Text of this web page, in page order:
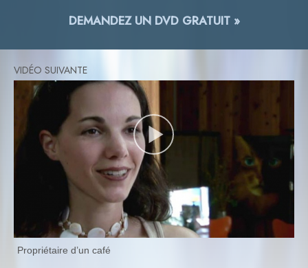
DEMANDEZ UN DVD GRATUIT »
Propriétaire d’un café